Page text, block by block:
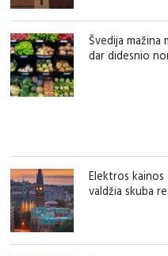
Švedija mažina
dar didesnio
Elektros
valdžia skuba